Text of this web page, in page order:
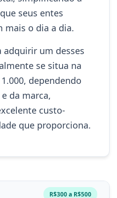
seus entes
mais o dia a dia.
um desses
se situa na
dependendo
da marca,
custo-
que proporciona.
R$300 a R$500